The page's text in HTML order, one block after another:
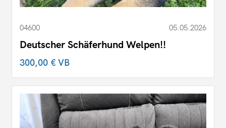
04600 05.05.2026
Deutscher Schäferhund Welpen!!
300,00 €VB